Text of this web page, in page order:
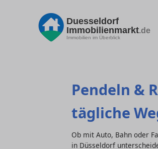
Duesseldorf
Immobilienmarkt.de
Immobilien im Überblick
Pendeln &
tägliche
Ob mit Auto, Bahn oder
in Düsseldorf